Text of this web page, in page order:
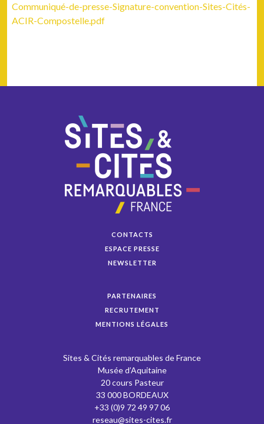
Communiqué-de-presse-Signature-convention-Sites-Cités-
ACIR-Compostelle.pdf
CONTACTS
ESPACE PRESSE
NEWSLETTER
PARTENAIRES
RECRUTEMENT
MENTIONS LÉGALES
Sites & Cités remarquables de France
Musée d’Aquitaine
20 cours Pasteur
33 000 BORDEAUX
+33 (0)9 72 49 97 06
reseau@sites-cites.fr